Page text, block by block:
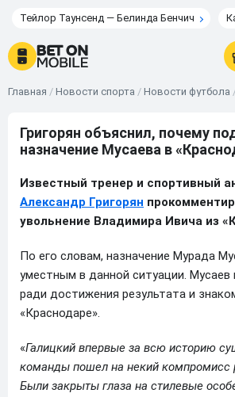
Тейлор Таунсенд — Белинда Бенчич
Главная / Новости спорта / Новости футбола
Григорян объяснил, почему
назначение Мусаева в
Известный тренер и спортивный
Александр Григорян
увольнение Владимира Ивича из
По его словам, назначение Мурада
уместным в данной ситуации. Мусаев
ради достижения результата и
«Краснодаре».
«Галицкий впервые за всю историю
команды пошел на некий компромисс
Были закрыты глаза на стилевые